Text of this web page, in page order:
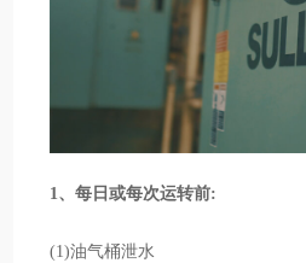
1、每日或每次运转前:
(1)油气桶泄水